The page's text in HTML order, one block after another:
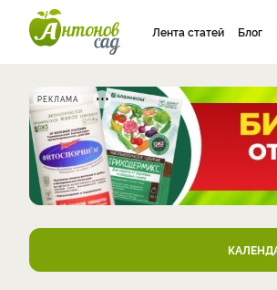
Лента статей Блог
РЕКЛАМА